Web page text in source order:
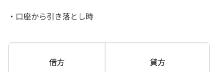
・口座から引き落とし時
借方 貸方